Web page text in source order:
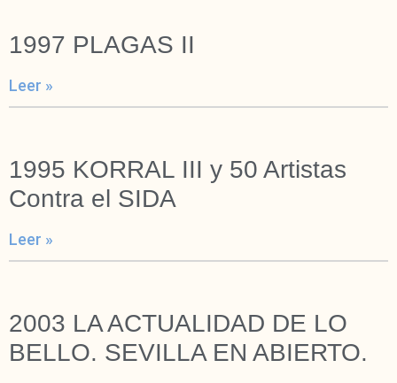
1997 PLAGAS II
Leer »
1995 KORRAL III y 50 Artistas
Contra el SIDA
Leer »
2003 LA ACTUALIDAD DE LO
BELLO. SEVILLA EN ABIERTO.